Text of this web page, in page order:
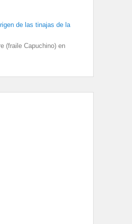
de las tinajas de la
(fraile Capuchino) en